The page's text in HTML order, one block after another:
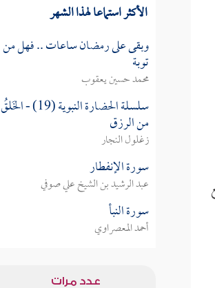
الأكثر استماعا لهذا الشهر
وبقى على رمضان ساعات .. فهل من
توبة
محمد حسين يعقوب
سلسلة الحضارة النبوية (19) - الخَلقُ
من الرزق
زغلول النجار
سورة الإنفطار
عبد الرشيد بن الشيخ علي صوفي
سورة النبأ
أحمد المعصراوي
عدد مرات